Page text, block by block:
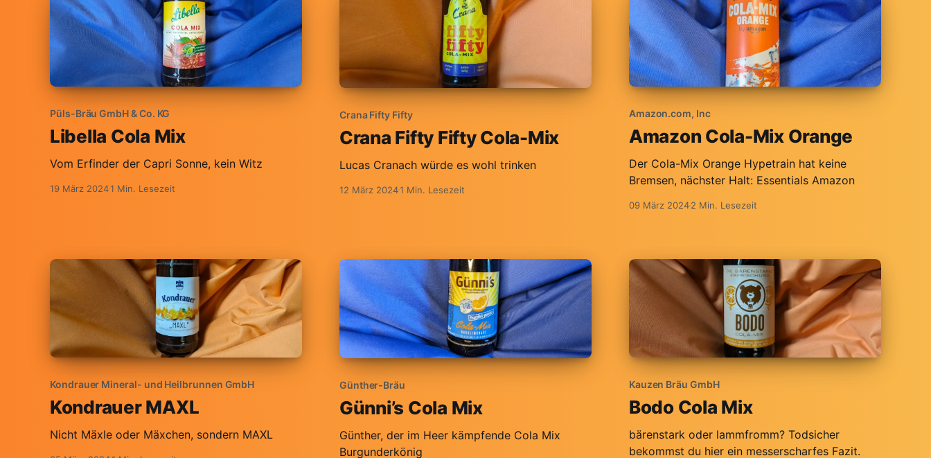
Püls-Bräu GmbH & Co. KG
Libella Cola Mix
Vom Erfinder der Capri Sonne, kein Witz
19 März 20241 Min. Lesezeit
Crana Fifty Fifty
Crana Fifty Fifty Cola-Mix
Lucas Cranach würde es wohl trinken
12 März 20241 Min. Lesezeit
Amazon.com, Inc
Amazon Cola-Mix Orange
Der Cola-Mix Orange Hypetrain hat keine
Bremsen, nächster Halt: Essentials Amazon
09 März 20242 Min. Lesezeit
Kondrauer Mineral- und Heilbrunnen GmbH
Kondrauer MAXL
Nicht Mäxle oder Mäxchen, sondern MAXL
Günther-Bräu
Günni’s Cola Mix
Günther, der im Heer kämpfende Cola Mix
Burgunderkönig
Kauzen Bräu GmbH
Bodo Cola Mix
bärenstark oder lammfromm? Todsicher
bekommst du hier ein messerscharfes Fazit.